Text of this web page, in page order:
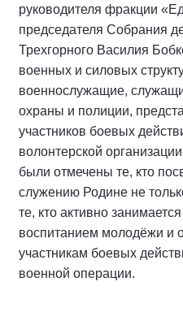
руководителя фракции
председателя Собрания
Трехгорного Василия
военных и силовых
военнослужащие,
охраны и полиции,
участников боевых
волонтерской
были отмечены те, кто
служению Родине не
те, кто активно
воспитанием молодёжи и
участникам боевых
военной операции.